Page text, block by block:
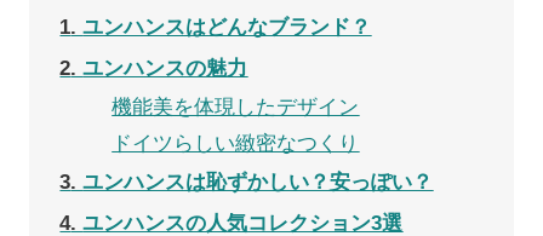
1 ユンハンスはどんなブランド？
2 ユンハンスの魅力
機能美を体現したデザイン
ドイツらしい緻密なつくり
3 ユンハンスは恥ずかしい？安っぽい？
4 ユンハンスの人気コレクション3選